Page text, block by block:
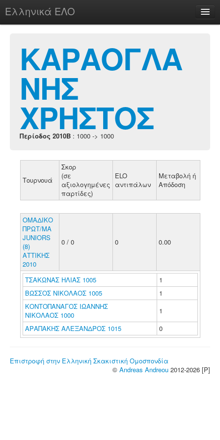
Ελληνικά ΕΛΟ
chesstu.be @ discord
Login
ΚΑΡΑΟΓΛΑ
ΝΗΣ
ΧΡΗΣΤΟΣ
Περίοδος 2010B : 1000 -> 1000
Τουρνουά
Σκορ
(σε
αξιολογημένες
παρτίδες)
ELO
αντιπάλων
Μεταβολή ή
Απόδοση
ΟΜΑΔΙΚΟ
ΠΡΩΤ/ΜΑ
JUNIORS
(8)
ΑΤΤΙΚΗΣ
2010
0 / 0 0 0.00
ΤΣΑΚΩΝΑΣ ΗΛΙΑΣ 1005
1
ΒΩΣΣΟΣ ΝΙΚΟΛΑΟΣ 1005
1
ΚΟΝΤΟΠΑΝΑΓΟΣ ΙΩΑΝΝΗΣ
ΝΙΚΟΛΑΟΣ 1000
1
ΑΡΑΠΑΚΗΣ ΑΛΕΞΑΝΔΡΟΣ 1015
0
Επιστροφή στην Ελληνική Σκακιστική Ομοσπονδία
© Andreas Andreou 2012-2026 [P]